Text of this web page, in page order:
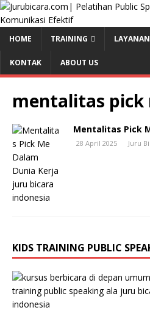
HOME TRAINING
KONTAK ABOUT US
mentalitas pick
Mentalitas Pick
28 April 2025 Juru
KIDS TRAINING PUBLIC